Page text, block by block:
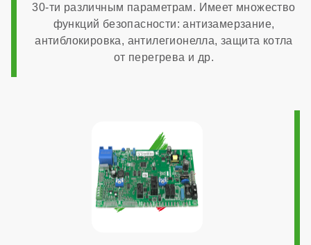
нет
ОБЩАЯ ИНФОРМАЦИЯ
Модуляция мощности
30-ти различным параметрам. Имеет множество
функций безопасности: антизамерзание,
антиблокировка, антилегионелла, защита котла
от перегрева и др.